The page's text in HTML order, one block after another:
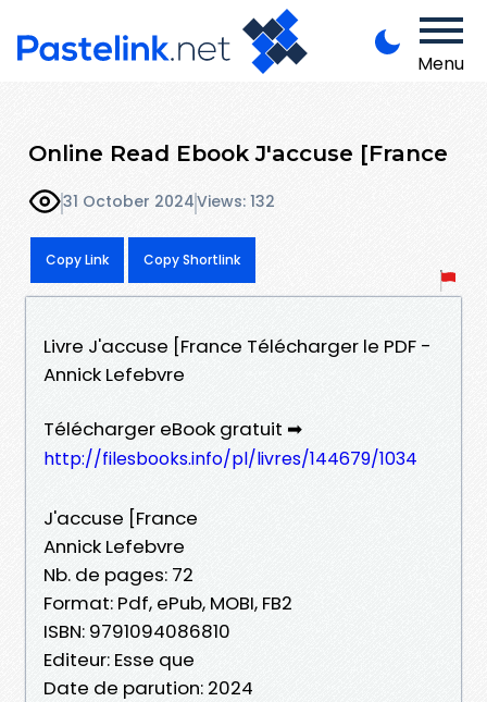
Menu
Online Read Ebook J'accuse [France
31 October 2024Views: 132
Copy Link Copy Shortlink
Livre J'accuse [France Télécharger le PDF -
Annick Lefebvre
Télécharger eBook gratuit ➡
http://filesbooks.info/pl/livres/144679/1034
J'accuse [France
Annick Lefebvre
Nb. de pages: 72
Format: Pdf, ePub, MOBI, FB2
ISBN: 9791094086810
Editeur: Esse que
Date de parution: 2024